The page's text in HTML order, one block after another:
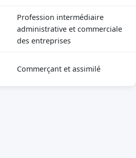
Profession intermédiaire
administrative et commerciale
des entreprises
Commerçant et assimilé